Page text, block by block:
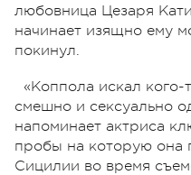
любовница Цезаря
начинает изящно ему
покинул.
«Коппола искал кого-
смешно и сексуально
напоминает актриса
пробы на которую она
Сицилии во время